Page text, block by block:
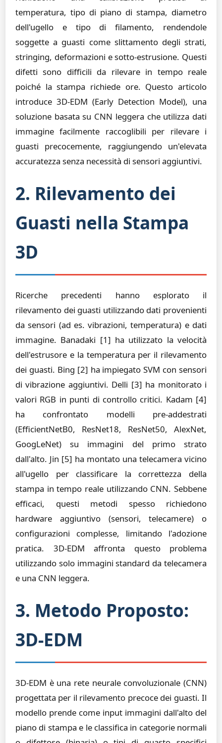
temperatura, tipo di piano di stampa, diametro
dell'ugello e tipo di filamento, rendendole
soggette a guasti come slittamento degli strati,
stringing, deformazioni e sotto-estrusione. Questi
difetti sono difficili da rilevare in tempo reale
poiché la stampa richiede ore. Questo articolo
introduce 3D-EDM (Early Detection Model), una
soluzione basata su CNN leggera che utilizza dati
immagine facilmente raccoglibili per rilevare i
guasti precocemente, raggiungendo un'elevata
accuratezza senza necessità di sensori aggiuntivi.
2. Rilevamento dei
Guasti nella Stampa
3D
Ricerche precedenti hanno esplorato il
rilevamento dei guasti utilizzando dati provenienti
da sensori (ad es. vibrazioni, temperatura) e dati
immagine. Banadaki [1] ha utilizzato la velocità
dell'estrusore e la temperatura per il rilevamento
dei guasti. Bing [2] ha impiegato SVM con sensori
di vibrazione aggiuntivi. Delli [3] ha monitorato i
valori RGB in punti di controllo critici. Kadam [4]
ha confrontato modelli pre-addestrati
(EfficientNetB0, ResNet18, ResNet50, AlexNet,
GoogLeNet) su immagini del primo strato
dall'alto. Jin [5] ha montato una telecamera vicino
all'ugello per classificare la correttezza della
stampa in tempo reale utilizzando CNN. Sebbene
efficaci, questi metodi spesso richiedono
hardware aggiuntivo (sensori, telecamere) o
configurazioni complesse, limitando l'adozione
pratica. 3D-EDM affronta questo problema
utilizzando solo immagini standard da telecamera
e una CNN leggera.
3. Metodo Proposto:
3D-EDM
3D-EDM è una rete neurale convoluzionale (CNN)
progettata per il rilevamento precoce dei guasti. Il
modello prende come input immagini dall'alto del
piano di stampa e le classifica in categorie normali